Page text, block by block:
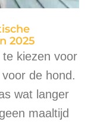
2025
kiezen voor
de hond.
wat langer
maaltijd